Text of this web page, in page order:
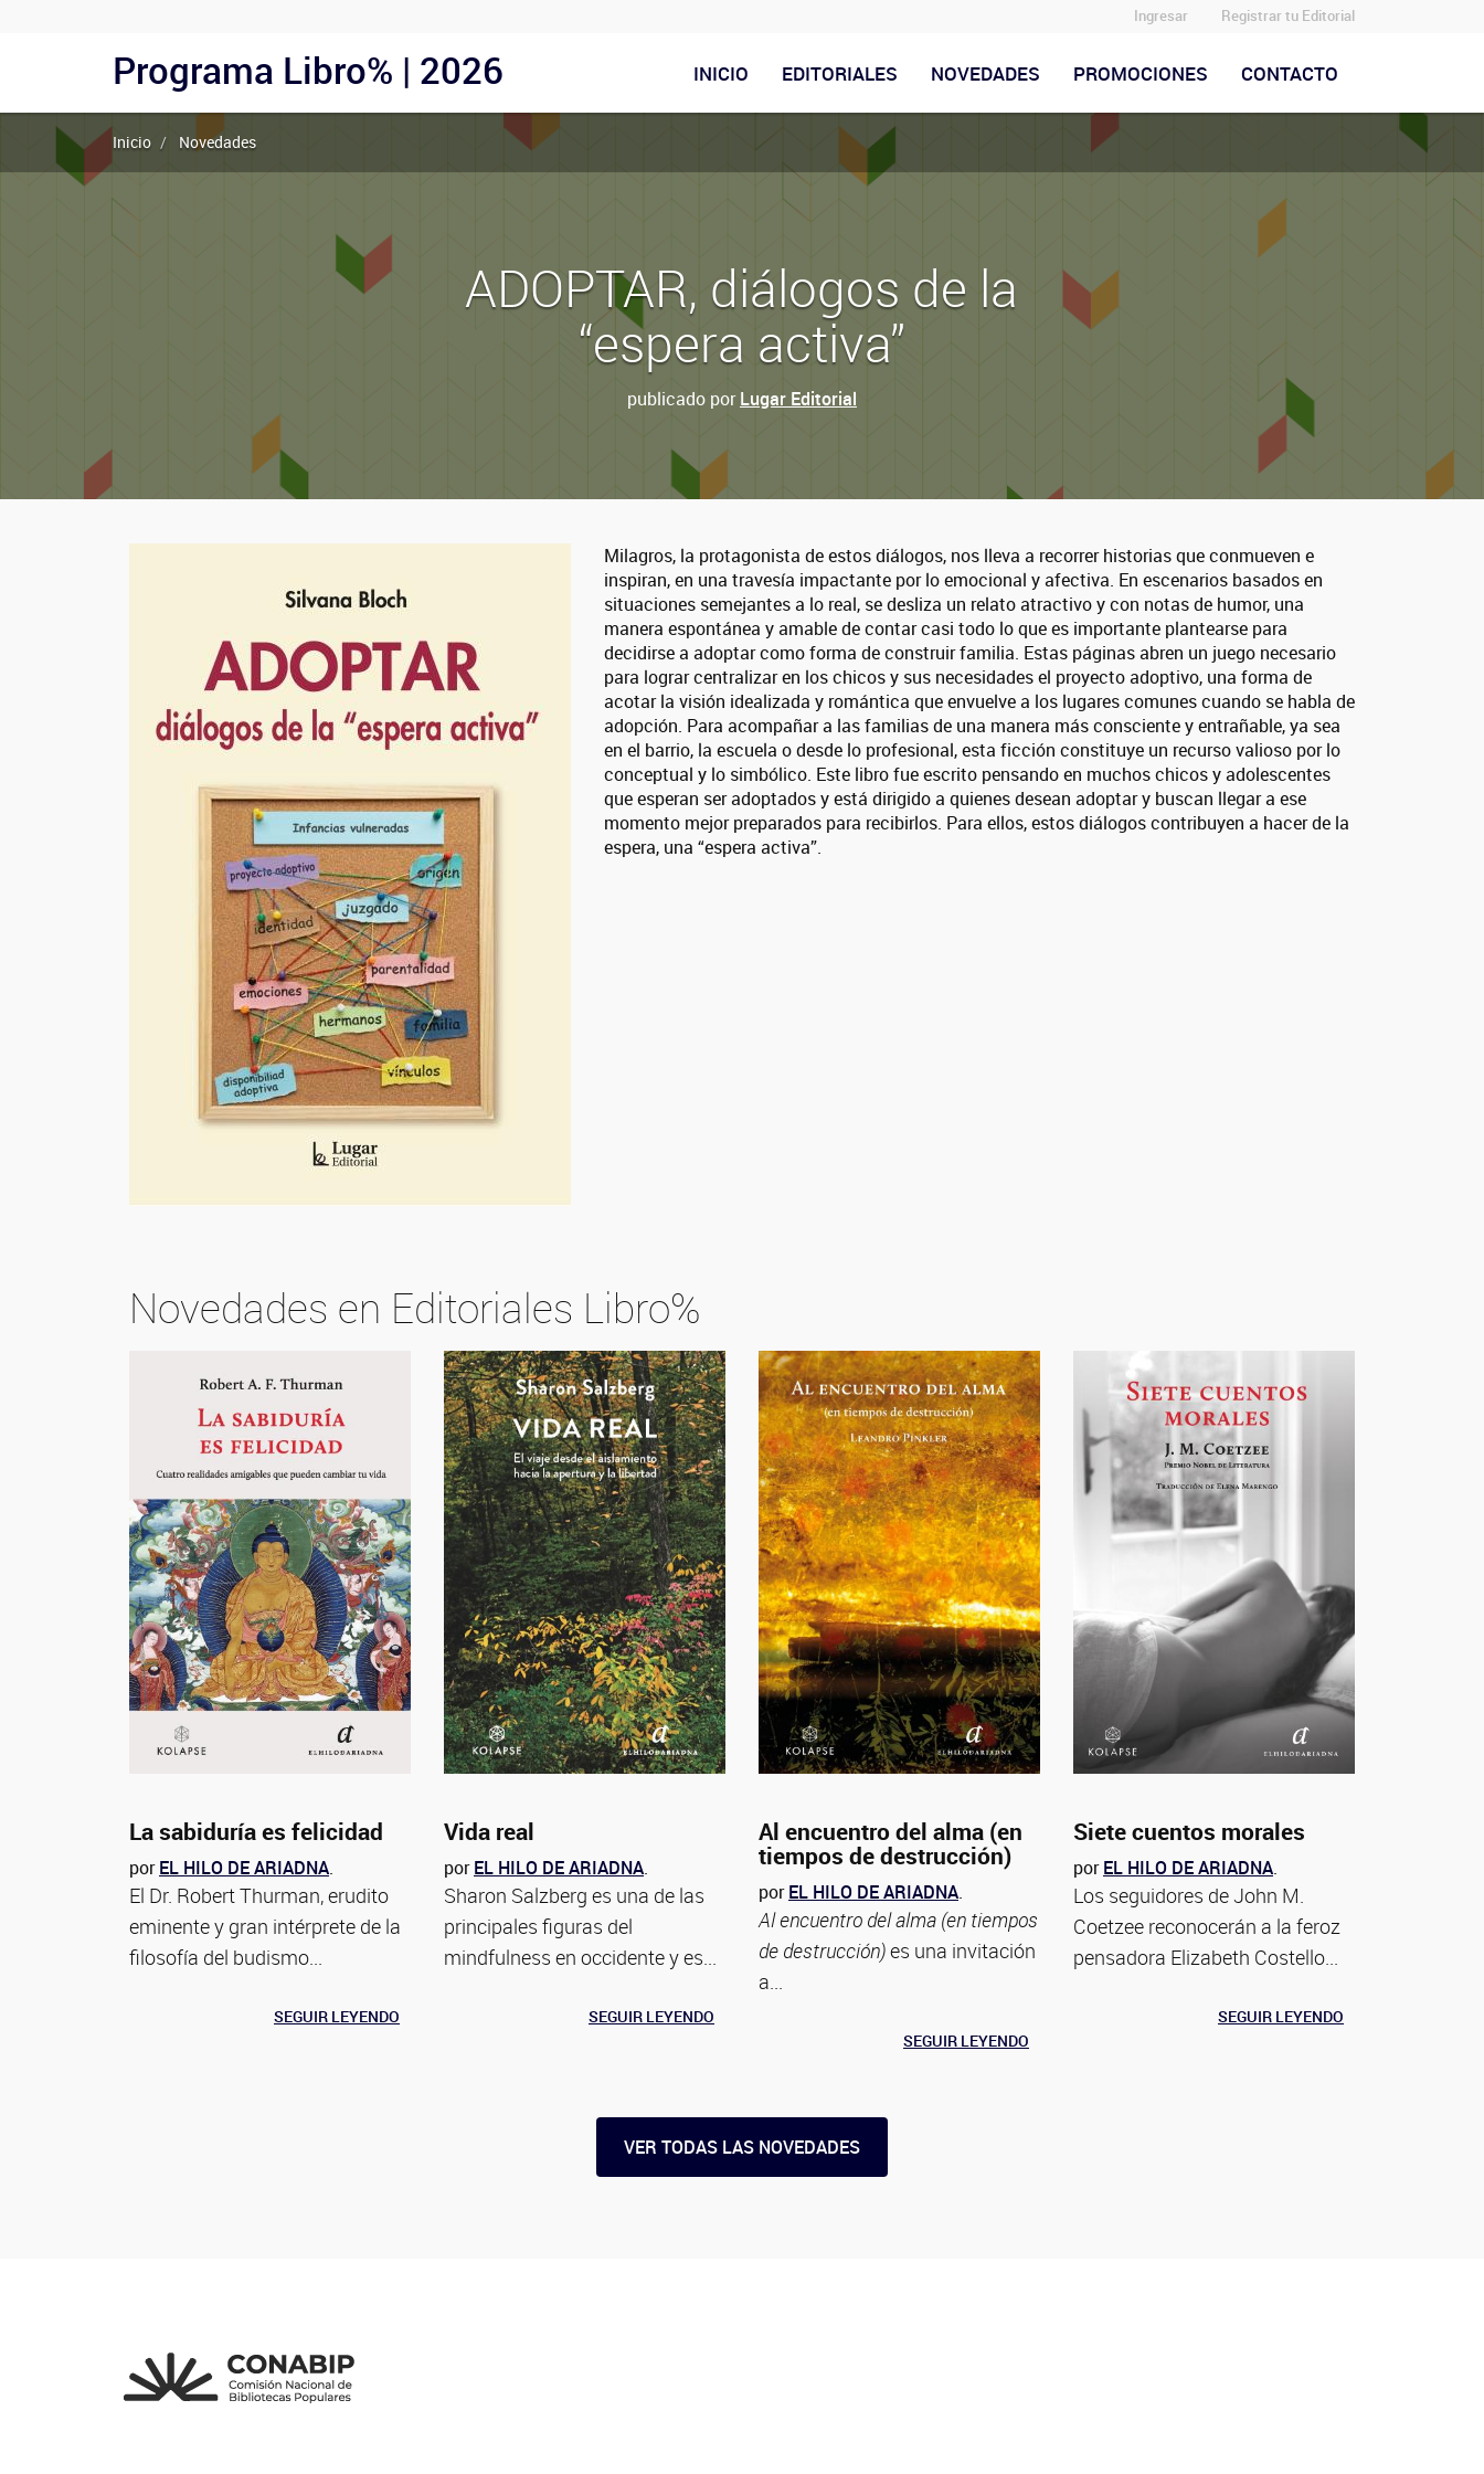
Usuarios
Anónimos
Ingresar Registrar tu Editorial
Programa Libro% | 2026
Navegación
principal
INICIO EDITORIALES NOVEDADES PROMOCIONES CONTACTO
Inicio Novedades
ADOPTAR, diálogos de la
“espera activa”
publicado porLugar Editorial
Milagros, la protagonista de estos diálogos, nos lleva a recorrer historias que conmueven e
inspiran, en una travesía impactante por lo emocional y afectiva. En escenarios basados en
situaciones semejantes a lo real, se desliza un relato atractivo y con notas de humor, una
manera espontánea y amable de contar casi todo lo que es importante plantearse para
decidirse a adoptar como forma de construir familia. Estas páginas abren un juego necesario
para lograr centralizar en los chicos y sus necesidades el proyecto adoptivo, una forma de
acotar la visión idealizada y romántica que envuelve a los lugares comunes cuando se habla de
adopción. Para acompañar a las familias de una manera más consciente y entrañable, ya sea
en el barrio, la escuela o desde lo profesional, esta ficción constituye un recurso valioso por lo
conceptual y lo simbólico. Este libro fue escrito pensando en muchos chicos y adolescentes
que esperan ser adoptados y está dirigido a quienes desean adoptar y buscan llegar a ese
momento mejor preparados para recibirlos. Para ellos, estos diálogos contribuyen a hacer de la
espera, una “espera activa”.
Novedades en Editoriales Libro%
La sabiduría es felicidad
porEL HILO DE ARIADNA.
El Dr. Robert Thurman, erudito
eminente y gran intérprete de la
filosofía del budismo...
SEGUIR LEYENDO
Vida real
porEL HILO DE ARIADNA.
Sharon Salzberg es una de las
principales figuras del
mindfulness en occidente y es...
SEGUIR LEYENDO
Al encuentro del alma (en
tiempos de destrucción)
porEL HILO DE ARIADNA.
Al encuentro del alma (en tiempos
de destrucción)es una invitación
a...
SEGUIR LEYENDO
Siete cuentos morales
porEL HILO DE ARIADNA.
Los seguidores de John M.
Coetzee reconocerán a la feroz
pensadora Elizabeth Costello...
SEGUIR LEYENDO
VER TODAS LAS NOVEDADES